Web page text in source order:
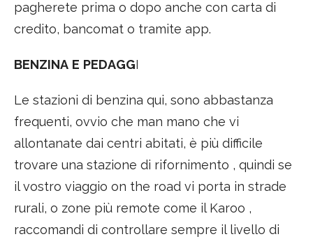
pagherete prima o dopo anche con carta di
credito, bancomat o tramite app.
BENZINA E PEDAGGI
Le stazioni di benzina qui, sono abbastanza
frequenti, ovvio che man mano che vi
allontanate dai centri abitati, è più difficile
trovare una stazione di rifornimento , quindi se
il vostro viaggio on the road vi porta in strade
rurali, o zone più remote come il Karoo ,
raccomandi di controllare sempre il livello di